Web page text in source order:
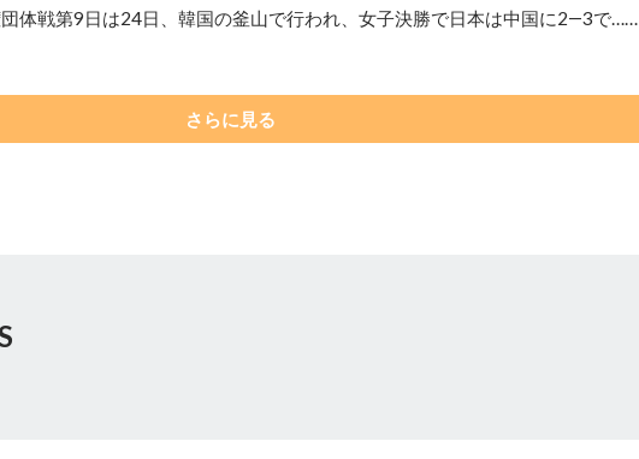
団体戦第9日は24日、韓国の釜山で行われ、女子決勝で日本は中国に2―3で……
さらに見る